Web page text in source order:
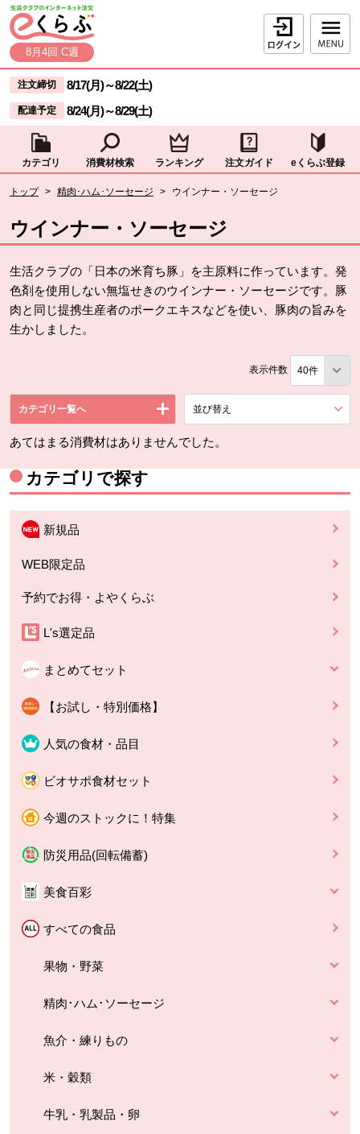
ページの先頭です。
本文へジャンプする。
8月4回 C週
ログイン
ここからサイト内共通メニューです。
サイト内共通メニューをスキップする
注文締切 8/17(月)～8/22(土)
配達予定 8/24(月)～8/29(土)
カテゴリ 消費材検索 ランキング 注文ガイド eくらぶ登録
トップ > 精肉･ハム･ソーセージ > ウインナー・ソーセージ
ウインナー・ソーセージ
生活クラブの「日本の米育ち豚」を主原料に作っています。発
色剤を使用しない無塩せきのウインナー・ソーセージです。豚
肉と同じ提携生産者のポークエキスなどを使い、豚肉の旨みを
生かしました。
表示件数
カテゴリ一覧へ 並び替え
あてはまる消費材はありませんでした。
カテゴリで探す
新規品
WEB限定品
予約でお得・よやくらぶ
L's選定品
まとめてセット
【お試し・特別価格】
人気の食材・品目
ビオサポ食材セット
今週のストックに！特集
防災用品(回転備蓄)
美食百彩
すべての食品
果物・野菜
精肉･ハム･ソーセージ
魚介・練りもの
米・穀類
牛乳・乳製品・卵